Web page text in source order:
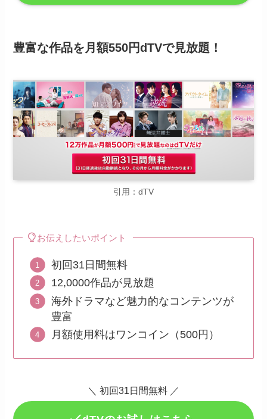
豊富な作品を月額550円dTVで見放題！
引用：dTV
お伝えしたいポイント
初回31日間無料
12,0000作品が見放題
海外ドラマなど魅力的なコンテンツが
豊富
月額使用料はワンコイン（500円）
＼ 初回31日間無料 ／